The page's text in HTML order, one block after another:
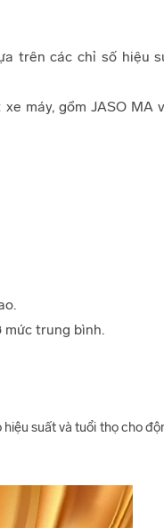
trên các chỉ số hiệu
máy, gồm JASO MA
mức trung bình.
suất và tuổi thọ cho